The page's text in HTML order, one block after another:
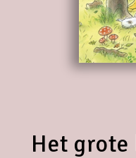
Het grote